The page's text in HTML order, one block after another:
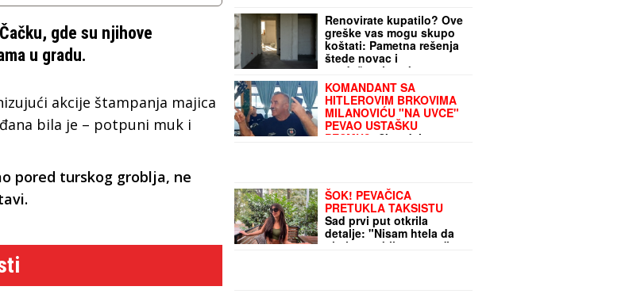
gde su njihove
u gradu.
akcije štampanja majica
bila je – potpuni muk i
pored turskog groblja, ne
Renovirate kupatilo? Ove
greške vas mogu skupo
koštati: Pametna rešenja
štede novac i
produžavaju vek opreme
KOMANDANT SA
HITLEROVIM BRKOVIMA
MILANOVIĆU "NA UVCE"
PEVAO USTAŠKU
PESMU?!
Skandal u
legiju
ŠOK! PEVAČICA
PRETUKLA TAKSISTU
Sad prvi put otkrila
detalje: "Nisam htela da
platim, prebila sam ga"